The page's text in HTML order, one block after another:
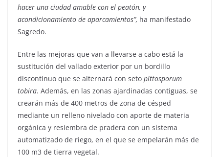
hacer una ciudad amable con el peatón, y
acondicionamiento de aparcamientos”, ha manifestado
Sagredo.
Entre las mejoras que van a llevarse a cabo está la
sustitución del vallado exterior por un bordillo
discontinuo que se alternará con seto pittosporum
tobira. Además, en las zonas ajardinadas contiguas, se
crearán más de 400 metros de zona de césped
mediante un relleno nivelado con aporte de materia
orgánica y resiembra de pradera con un sistema
automatizado de riego, en el que se empelarán más de
100 m3 de tierra vegetal.